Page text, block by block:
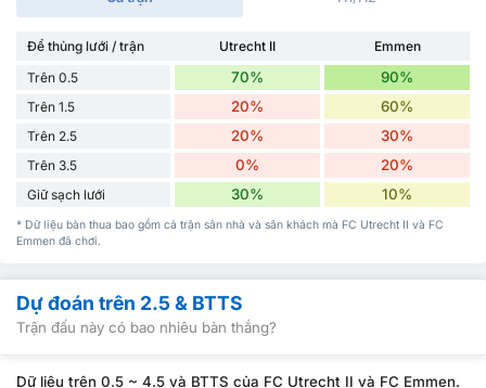
Để thủng lưới / trận Utrecht II
Emmen
Trên 0.5
70% 90%
Trên 1.5 20% 60%
Trên 2.5 20% 30%
Trên 3.5 0% 20%
Giữ sạch lưới 30% 10%
* Dữ liệu bàn thua bao gồm cả trận sân nhà và sân khách mà FC Utrecht II và FC
Emmen đã chơi.
Dự đoán trên 2.5 & BTTS
Trận đấu này có bao nhiêu bàn thắng?
Dữ liệu trên 0.5 ~ 4.5 và BTTS của FC Utrecht II và FC Emmen.